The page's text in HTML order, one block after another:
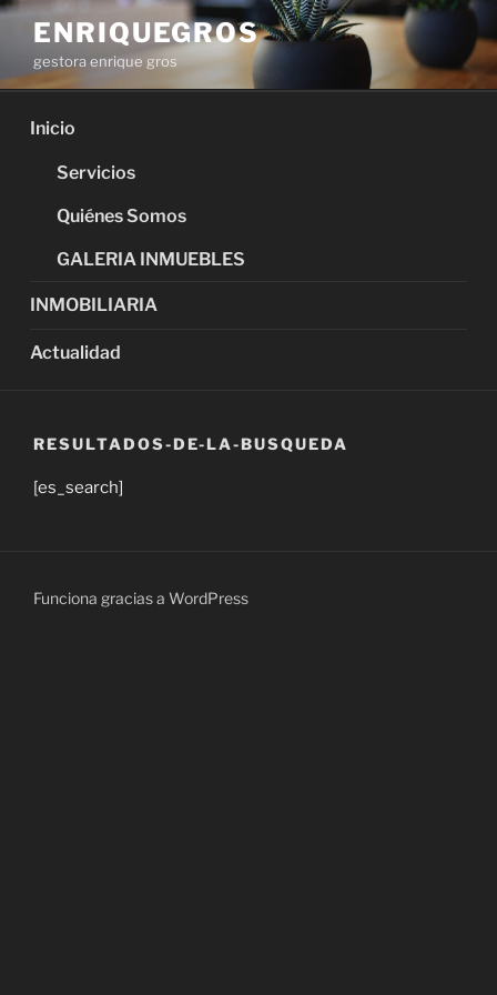
Saltar
contenido
ENRIQUEGROS
gestora enrique gros
Inicio
Servicios
Quiénes Somos
GALERIA INMUEBLES
INMOBILIARIA
Actualidad
RESULTADOS-DE-LA-BUSQUEDA
[es_search]
Funciona gracias a WordPress